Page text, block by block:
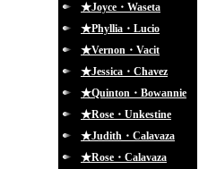
★Joyce・Waseta
★Phyllia・Lucio
★Vernon・Vacit
★Jessica・Chavez
★Quinton・Bowannie
★Rose・Unkestine
★Judith・Calavaza
★Rose・Calavaza